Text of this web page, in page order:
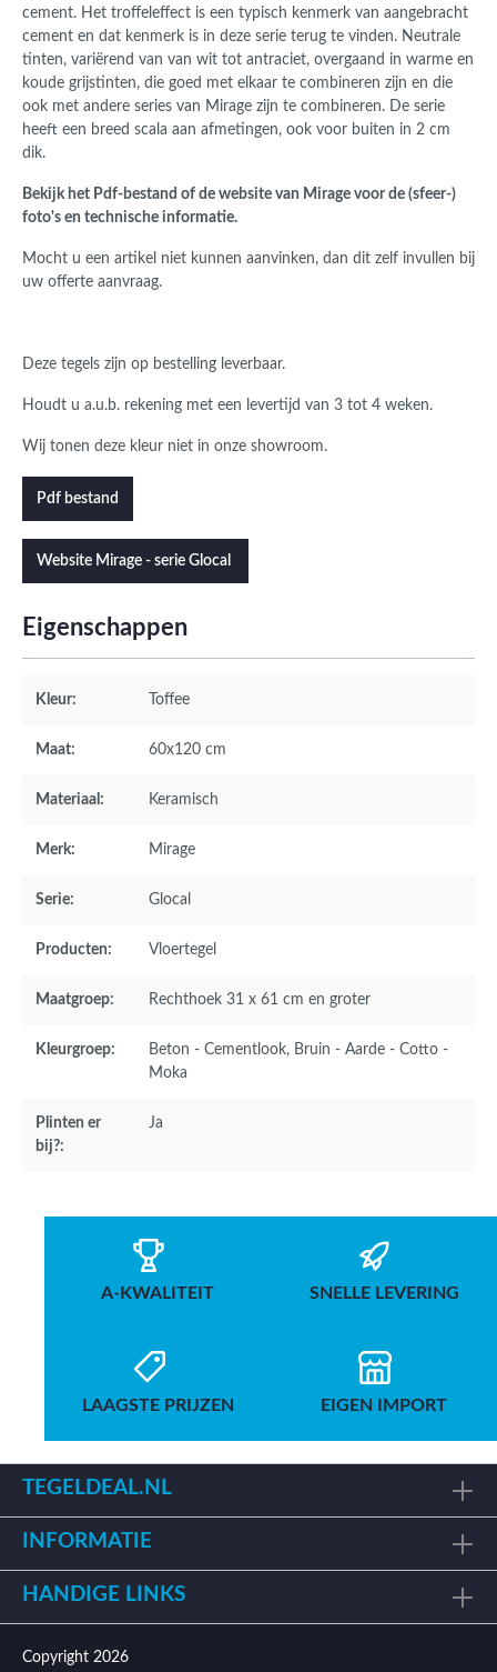
cement. Het troffeleffect is een typisch kenmerk van aangebracht
cement en dat kenmerk is in deze serie terug te vinden. Neutrale
tinten, variërend van van wit tot antraciet, overgaand in warme en
koude grijstinten, die goed met elkaar te combineren zijn en die
ook met andere series van Mirage zijn te combineren. De serie
heeft een breed scala aan afmetingen, ook voor buiten in 2 cm
dik.
Bekijk het Pdf-bestand of de website van Mirage voor de (sfeer-)
foto's en technische informatie.
Mocht u een artikel niet kunnen aanvinken, dan dit zelf invullen bij
uw offerte aanvraag.
Deze tegels zijn op bestelling leverbaar.
Houdt u a.u.b. rekening met een levertijd van 3 tot 4 weken.
Wij tonen deze kleur niet in onze showroom.
Pdf bestand
Website Mirage - serie Glocal
Eigenschappen
Kleur: Toffee
Maat: 60x120 cm
Materiaal: Keramisch
Merk: Mirage
Serie: Glocal
Producten: Vloertegel
Maatgroep: Rechthoek 31 x 61 cm en groter
Kleurgroep: Beton - Cementlook, Bruin - Aarde - Cotto -
Moka
Plinten er
bij?:
Ja
A-KWALITEIT SNELLE LEVERING
LAAGSTE PRIJZEN EIGEN IMPORT
TEGELDEAL.NL
INFORMATIE
HANDIGE LINKS
Copyright 2026